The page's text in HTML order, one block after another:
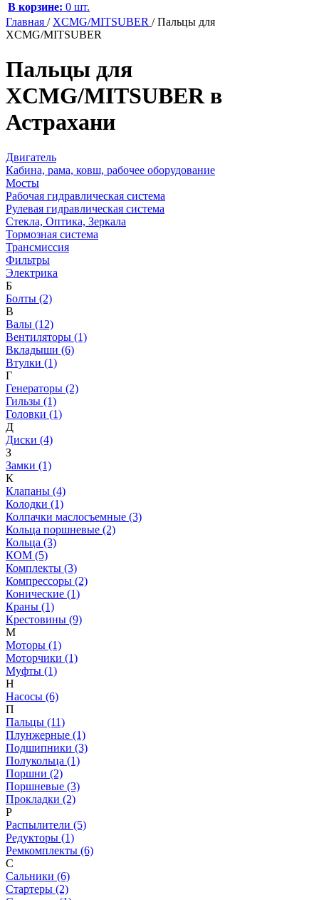
В корзине: 0 шт.
Главная / XCMG/MITSUBER /Пальцы для
XCMG/MITSUBER
Пальцы для
XCMG/MITSUBER в
Астрахани
Двигатель
Кабина, рама, ковш, рабочее оборудование
Мосты
Рабочая гидравлическая система
Рулевая гидравлическая система
Стекла, Оптика, Зеркала
Тормозная система
Трансмиссия
Фильтры
Электрика
Б
Болты (2)
В
Валы (12)
Вентиляторы (1)
Вкладыши (6)
Втулки (1)
Г
Генераторы (2)
Гильзы (1)
Головки (1)
Д
Диски (4)
З
Замки (1)
К
Клапаны (4)
Колодки (1)
Колпачки маслосъемные (3)
Кольца поршневые (2)
Кольца (3)
КОМ (5)
Комплекты (3)
Компрессоры (2)
Конические (1)
Краны (1)
Крестовины (9)
М
Моторы (1)
Моторчики (1)
Муфты (1)
Н
Насосы (6)
П
Пальцы (11)
Плунжерные (1)
Подшипники (3)
Полукольца (1)
Поршни (2)
Поршневые (3)
Прокладки (2)
Р
Распылители (5)
Редукторы (1)
Ремкомплекты (6)
С
Сальники (6)
Стартеры (2)